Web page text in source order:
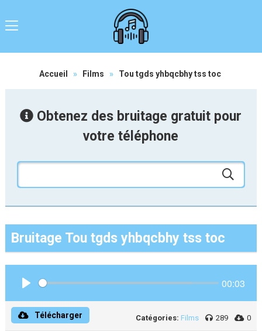
Accueil » Films » Tou tgds yhbqcbhy tss toc
Obtenez des bruitage gratuit pour
votre téléphone
Bruitage Tou tgds yhbqcbhy tss toc
00:03
Télécharger Catégories: Films 289 0